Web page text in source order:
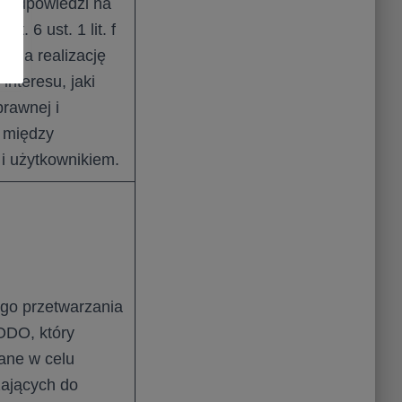
odpowiedzi na
art. 6 ust. 1 lit. f
na realizację
jaki
i
użytkownikiem.
przetwarzania
który
w celu
do